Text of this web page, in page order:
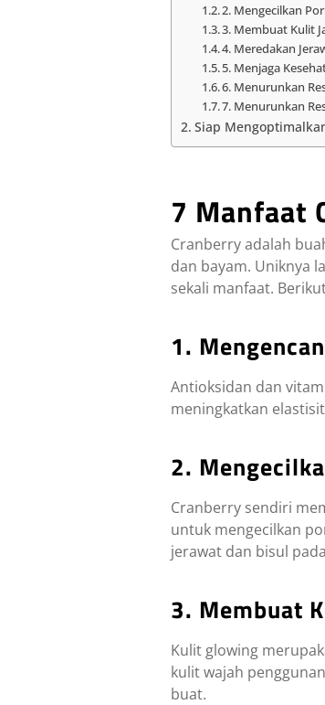
2. Mengecilkan
3. Membuat Kulit
4. Meredakan
5. Menjaga
6. Menurunkan
7. Menurunkan
Siap
7 Manfaat
Cranberry adalah
dan bayam. Uniknya
sekali manfaat.
1.
Antioksidan dan
meningkatkan
2.
Cranberry sendiri
untuk mengecilkan
jerawat dan bisul
3. Membuat
Kulit glowing
kulit wajah
buat.